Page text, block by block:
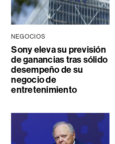
NEGOCIOS
Sony eleva su previsión
de ganancias tras sólido
desempeño de su
negocio de
entretenimiento